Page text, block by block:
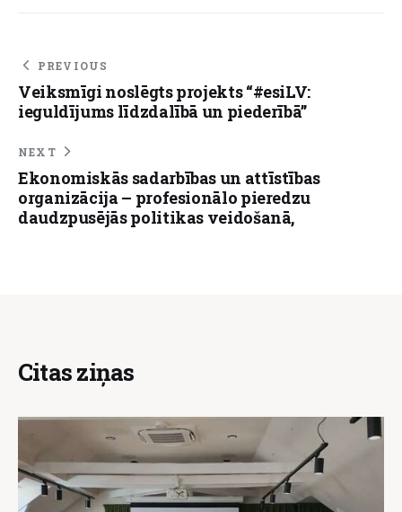
PREVIOUS
Veiksmīgi noslēgts projekts “#esiLV:
ieguldījums līdzdalībā un piederībā”
NEXT
Ekonomiskās sadarbības un attīstības
organizācija – profesionālo pieredzu
daudzpusējās politikas veidošanā,
Citas ziņas